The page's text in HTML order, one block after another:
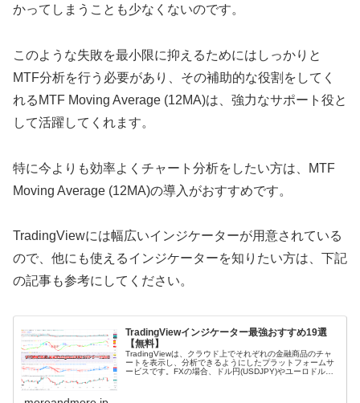
かってしまうことも少なくないのです。
このような失敗を最小限に抑えるためにはしっかりと
MTF分析を行う必要があり、その補助的な役割をしてく
れる MTF Moving Average (12MA)は、強力なサポート役と
して活躍してくれます。
特に今よりも効率よくチャート分析をしたい方は、
MTF
Moving Average (12MA)の導入がおすすめです。
TradingViewには幅広いインジケーターが用意されている
ので、他にも使えるインジケーターを知りたい方は、下記
の記事も参考にしてください。
TradingViewインジケーター最強おすすめ19選
【無料】
TradingViewは、クラウド上でそれぞれの金融商品のチャ
ートを表示し、分析できるようにしたプラットフォームサ
ービスです。FXの場合、ドル円(USDJPY)やユーロドル